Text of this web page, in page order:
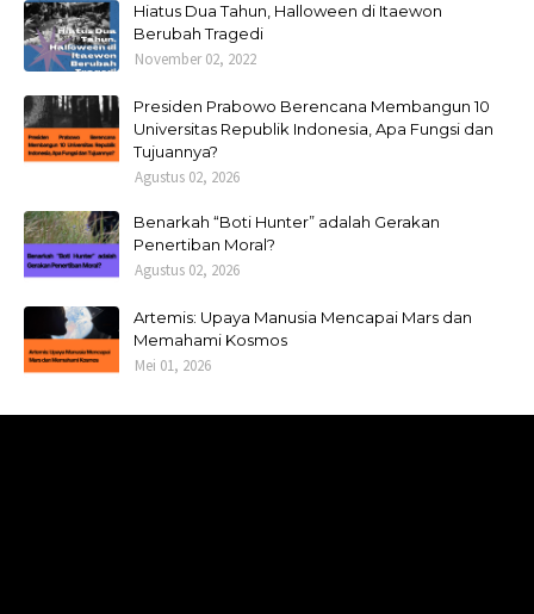
Hiatus Dua Tahun, Halloween di Itaewon
Berubah Tragedi
November 02, 2022
Presiden Prabowo Berencana Membangun 10
Universitas Republik Indonesia, Apa Fungsi dan
Tujuannya?
Agustus 02, 2026
Benarkah “Boti Hunter” adalah Gerakan
Penertiban Moral?
Agustus 02, 2026
Artemis: Upaya Manusia Mencapai Mars dan
Memahami Kosmos
Mei 01, 2026